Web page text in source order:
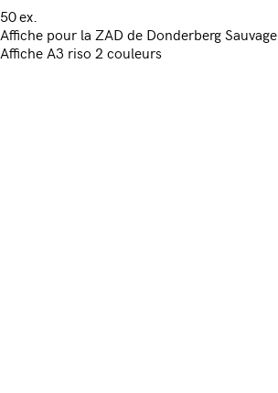
50 ex.
Affiche pour la ZAD de Donderberg Sauvage
Affiche A3 riso 2 couleurs